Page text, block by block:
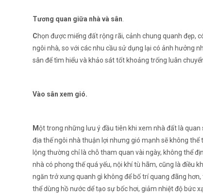
Tương quan giữa nhà và sân
Chọn được miếng đất rộng rãi, cảnh chung quanh đẹp,
ngôi nhà, so với các nhu cầu sử dụng lại có ảnh hưởng
sân để tìm hiểu và khảo sát tốt khoảng trống luân
Vào sân xem gió.
Một trong những lưu ý đầu tiên khi xem nhà đất là quan
địa thế ngôi nhà thuận lợi nhưng gió mạnh sẽ không
lộng thường chỉ là chỗ tham quan vài ngày, không thể
nhà có phong thế quá yếu, nội khí tù hãm, cũng là điều
ngăn trở xung quanh gì không để bố trí quang đãng
thể dùng hồ nước dể tạo sự bốc hơi, giảm nhiệt độ bức